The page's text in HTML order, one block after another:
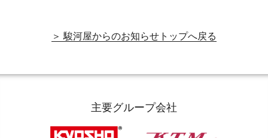
＞ 駿河屋からのお知らせトップへ戻る
主要グループ会社